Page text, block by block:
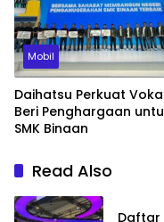
Mobil
Daihatsu Perkuat
Beri Penghargaan
SMK Binaan
Read Also
Daftar